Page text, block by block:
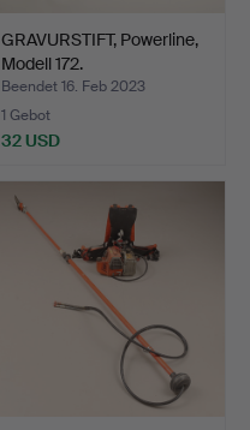
GRAVURSTIFT, Powerline,
Modell 172.
Beendet 16. Feb 2023
1 Gebot
32 USD